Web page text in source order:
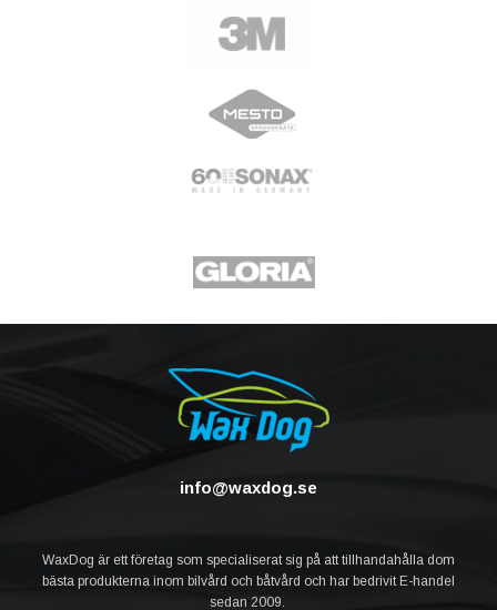
info@waxdog.se
WaxDog är ett företag som specialiserat sig på att tillhandahålla dom
bästa produkterna inom bilvård och båtvård och har bedrivit E-handel
sedan 2009.